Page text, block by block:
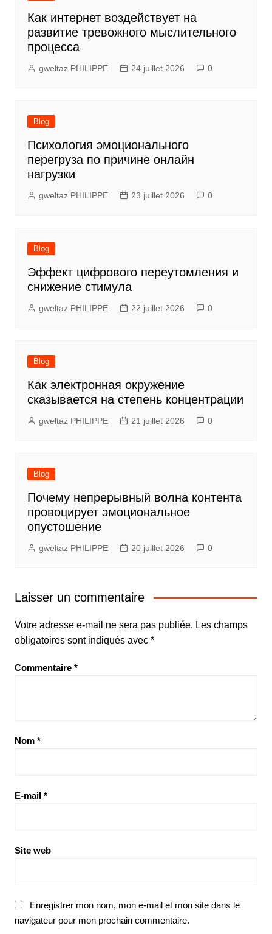
Как интернет воздействует на
развитие тревожного мыслительного
процесса
gweltaz PHILIPPE 24 juillet 2026 0
Blog
Психология эмоционального
перегруза по причине онлайн
нагрузки
gweltaz PHILIPPE 23 juillet 2026 0
Blog
Эффект цифрового переутомления и
снижение стимула
gweltaz PHILIPPE 22 juillet 2026 0
Blog
Как электронная окружение
сказывается на степень концентрации
gweltaz PHILIPPE 21 juillet 2026 0
Blog
Почему непрерывный волна контента
провоцирует эмоциональное
опустошение
gweltaz PHILIPPE 20 juillet 2026 0
Laisser un commentaire
Votre adresse e-mail ne sera pas publiée. Les champs
obligatoires sont indiqués avec *
Commentaire *
Nom *
E-mail *
Site web
Enregistrer mon nom, mon e-mail et mon site dans le
navigateur pour mon prochain commentaire.